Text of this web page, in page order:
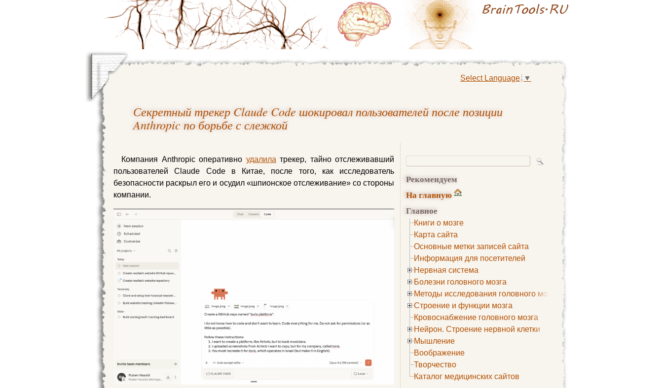
Select Language ▼
Секретный трекер Claude Code шокировал пользователей после позиции
Anthropic по борьбе с слежкой
Рекомендуем
На главную
Главное
Книги о мозге
Карта сайта
Основные метки записей сайта
Информация для посетителей
Нервная система
Болезни головного мозга
Методы исследования головного мозга
Строение и функции мозга
Кровоснабжение головного мозга
Нейрон. Строение нервной клетки
Мышление
Воображение
Творчество
Каталог медицинских сайтов
Компания Anthropic оперативно удалила трекер, тайно отслеживавший
пользователей Claude Code в Китае, после того, как исследователь
безопасности раскрыл его и осудил «шпионское отслеживание» со стороны
компании.